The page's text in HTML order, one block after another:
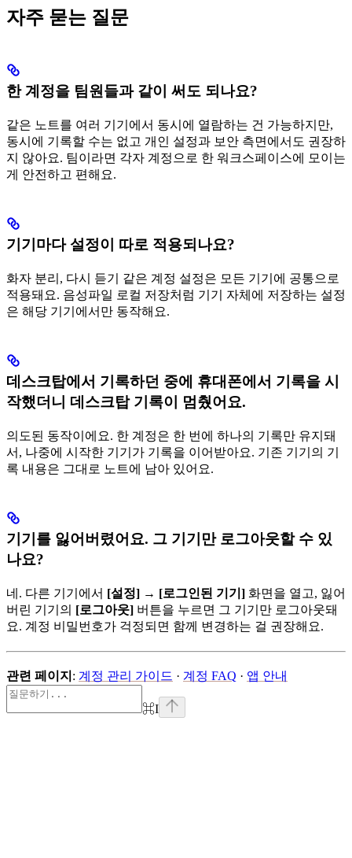
자주 묻는 질문
한 계정을 팀원들과 같이 써도 되나요?
같은 노트를 여러 기기에서 동시에 열람하는 건 가능하지만,
동시에 기록할 수는 없고 개인 설정과 보안 측면에서도 권장하
지 않아요. 팀이라면 각자 계정으로 한 워크스페이스에 모이는
게 안전하고 편해요.
기기마다 설정이 따로 적용되나요?
화자 분리, 다시 듣기 같은 계정 설정은 모든 기기에 공통으로
적용돼요. 음성파일 로컬 저장처럼 기기 자체에 저장하는 설정
은 해당 기기에서만 동작해요.
데스크탑에서 기록하던 중에 휴대폰에서 기록을 시
작했더니 데스크탑 기록이 멈췄어요.
의도된 동작이에요. 한 계정은 한 번에 하나의 기록만 유지돼
서, 나중에 시작한 기기가 기록을 이어받아요. 기존 기기의 기
록 내용은 그대로 노트에 남아 있어요.
기기를 잃어버렸어요. 그 기기만 로그아웃할 수 있
나요?
네. 다른 기기에서 [설정] → [로그인된 기기] 화면을 열고, 잃어
버린 기기의 [로그아웃] 버튼을 누르면 그 기기만 로그아웃돼
요. 계정 비밀번호가 걱정되면 함께 변경하는 걸 권장해요.
관련 페이지 : 계정 관리 가이드 · 계정 FAQ · 앱 안내
⌘I